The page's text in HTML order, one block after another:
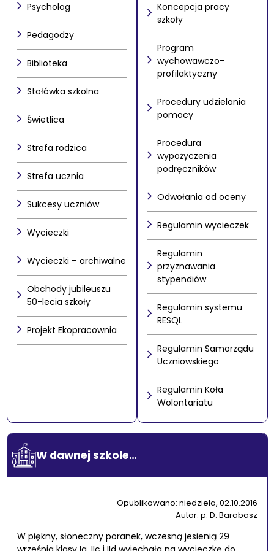
W dawnej szkole…
Opublikowano: niedziela, 02.10.2016
Autor: p. D. Barabasz
W piękny, słoneczny poranek, wczesną jesienią 29
Psycholog
Pedagodzy
Biblioteka
Stołówka szkolna
Świetlica
Strefa rodzica
Strefa ucznia
Sukcesy uczniów
Wycieczki
Wycieczki – archiwalne
Obchody jubileuszu
50-lecia szkoły
Projekt Ekopracownia
Koncepcja pracy
szkoły
Program
wychowawczo-
profilaktyczny
Procedury udzielania
pomocy
Procedura
wypożyczenia
podręczników
Odwołania od oceny
Regulamin wycieczek
Regulamin
przyznawania
stypendiów
Regulamin systemu
RESQL
Regulamin Samorządu
Uczniowskiego
Regulamin Koła
Wolontariatu